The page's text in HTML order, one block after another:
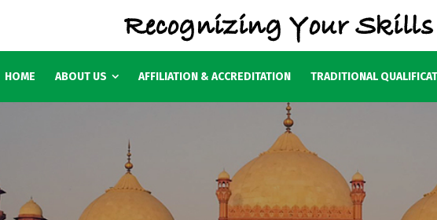
HOME ABOUT US AFFILIATION & ACCREDITATION TRADITIONAL